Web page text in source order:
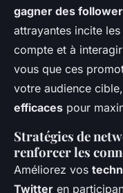
gagner des
attrayantes incite
compte et à
vous que ces
votre audience
efficaces pour
Stratégies de
renforcer les
Améliorez vos
Twitter en